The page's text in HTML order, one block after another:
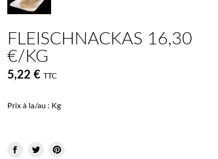
FLEISCHNACKAS 16,30
€/KG
5,22 € TTC
Prix à la/au : Kg